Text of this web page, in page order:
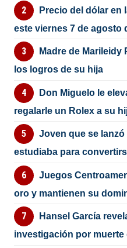
Precio del dólar en
este viernes 7 de agosto
Madre de
los logros de su hija
Don Miguelo le
regalarle un Rolex a su
Joven que se
estudiaba para
Juegos
oro y mantienen su
Hansel García
investigación por muerte